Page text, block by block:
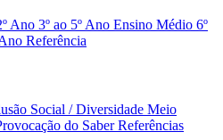
Ano 3º ao 5º Ano Ensino Médio 6º
Referência
Social / Diversidade Meio
do SaberReferências